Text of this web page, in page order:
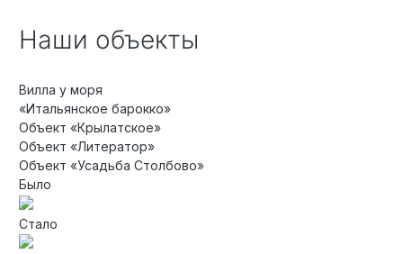
Наши объекты
Вилла у моря
«Итальянское барокко»
Объект «Крылатское»
Объект «Литератор»
Объект «Усадьба Столбово»
Было
Стало